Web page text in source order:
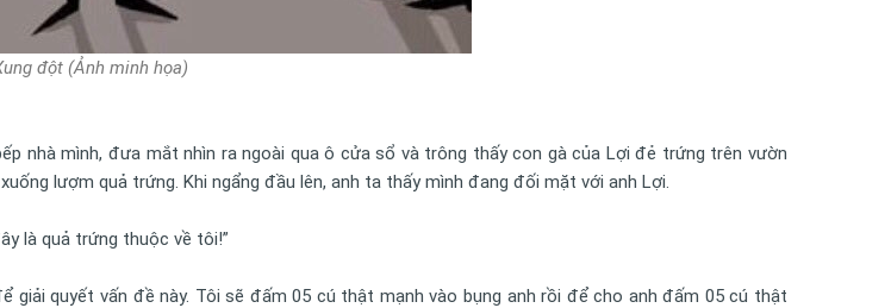
đột (Ảnh minh họa)
nhà mình, đưa mắt nhìn ra ngoài qua ô cửa sổ và trông thấy con gà của Lợi đẻ trứng trên vườn
lượm quả trứng. Khi ngẩng đầu lên, anh ta thấy mình đang đối mặt với anh Lợi.
là quả trứng thuộc về tôi!”
giải quyết vấn đề này. Tôi sẽ đấm 05 cú thật mạnh vào bụng anh rồi để cho anh đấm 05 cú thật